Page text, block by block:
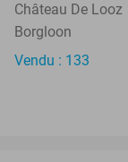
Château De Looz
Borgloon
Vendu : 133